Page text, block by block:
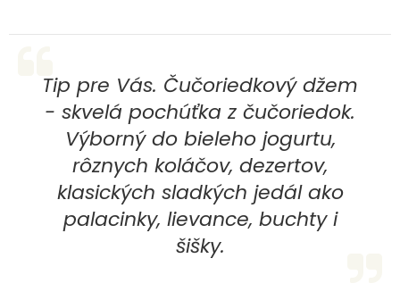
Tip pre Vás. Čučoriedkový džem
- skvelá pochúťka z čučoriedok.
Výborný do bieleho jogurtu,
rôznych koláčov, dezertov,
klasických sladkých jedál ako
palacinky, lievance, buchty i
šišky.